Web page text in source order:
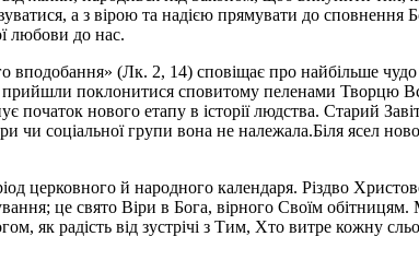
а з вірою та надією прямувати до сповнення
любови до нас.
(Лк. 2, 14) сповіщає про найбільше
прийшли поклонитися сповитому пеленами Творцю
нового етапу в історії людства. Старий
чи соціальної групи вона не належала.Біля ясел
церковного й народного календаря. Різдво
це свято Віри в Бога, вірного Своїм
як радість від зустрічі з Тим, Хто витре кожну